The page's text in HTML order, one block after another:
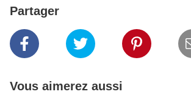
Partager
Vous aimerez aussi